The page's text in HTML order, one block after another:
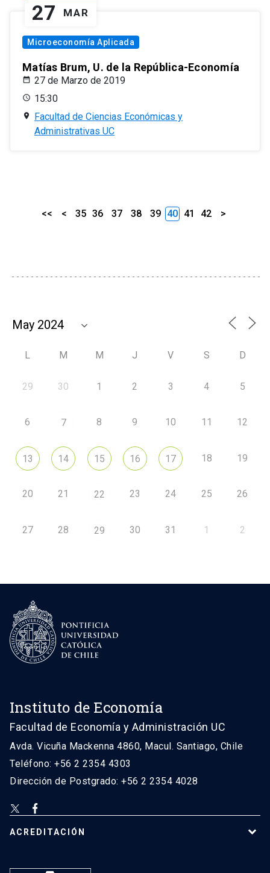
27 MAR
Microeconomía Aplicada
Matías Brum, U. de la República-Economía
27 de Marzo de 2019
15:30
Facultad de Ciencias Económicas y
Administrativas UC
<< < 35 36 37 38 39 40 41 42 >
L M M J V S D
29 30 1 2 3 4 5
6 7 8 9 10 11 12
13 14 15 16 17 18 19
20 21 22 23 24 25 26
27 28 29 30 31 1 2
Instituto de Economía
Facultad de Economía y Administración UC
Avda. Vicuña Mackenna 4860, Macul. Santiago, Chile
Teléfono: +56 2 2354 4303
Dirección de Postgrado: +56 2 2354 4028
ACREDITACIÓN